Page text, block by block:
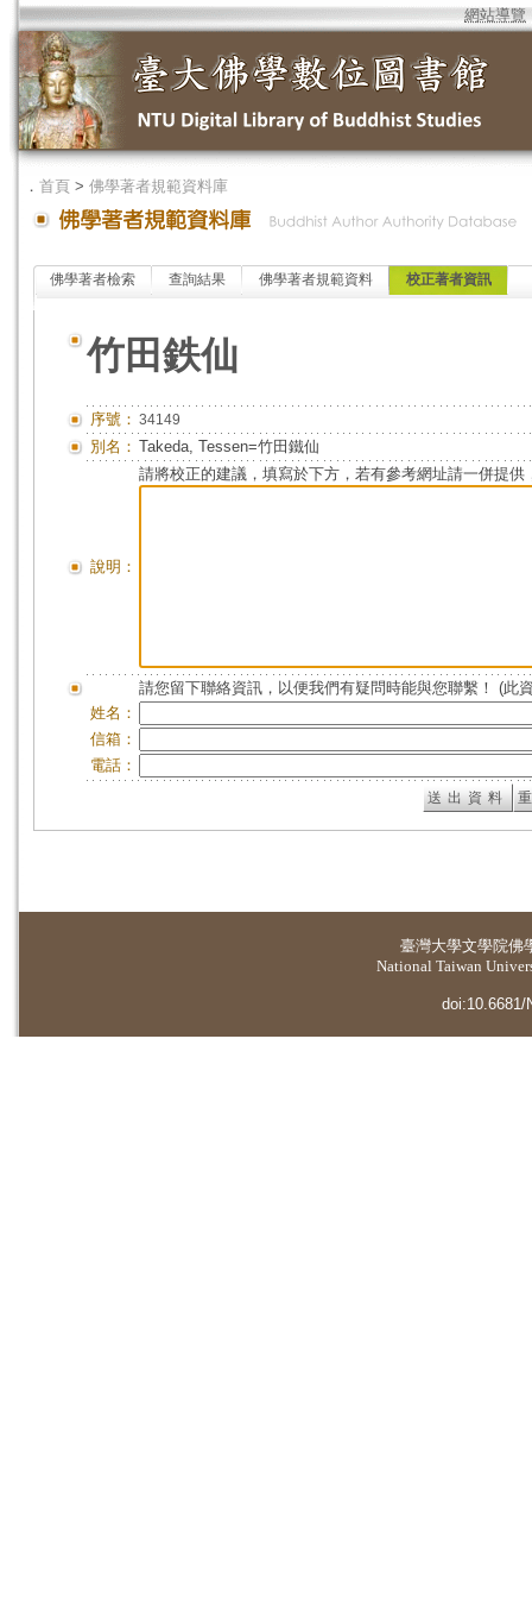
網站導覽
． 首頁 > 佛學著者規範資料庫
佛學著者檢索 查詢結果 佛學著者規範資料 校正著者資訊
竹田鉄仙
序號： 34149
別名： Takeda, Tessen=竹田鐵仙
說明：
請將校正的建議，填寫於下方，若有參考網址請一併提供
請您留下聯絡資訊，以便我們有疑問時能與您聯繫！ (此
姓名：
信箱：
電話：
臺灣大學文學院佛
National Taiwan
doi:10.6681/